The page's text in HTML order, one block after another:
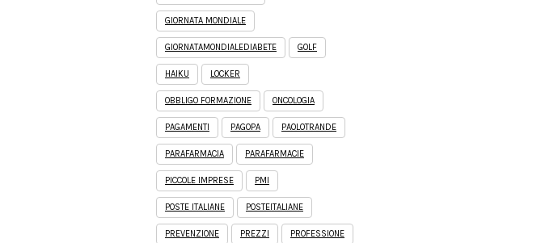
GIORNATA MONDIALE
GIORNATAMONDIALEDIABETE GOLF
HAIKU LOCKER
OBBLIGO FORMAZIONE ONCOLOGIA
PAGAMENTI PAGOPA PAOLOTRANDE
PARAFARMACIA PARAFARMACIE
PICCOLE IMPRESE PMI
POSTE ITALIANE POSTEITALIANE
PREVENZIONE PREZZI PROFESSIONE